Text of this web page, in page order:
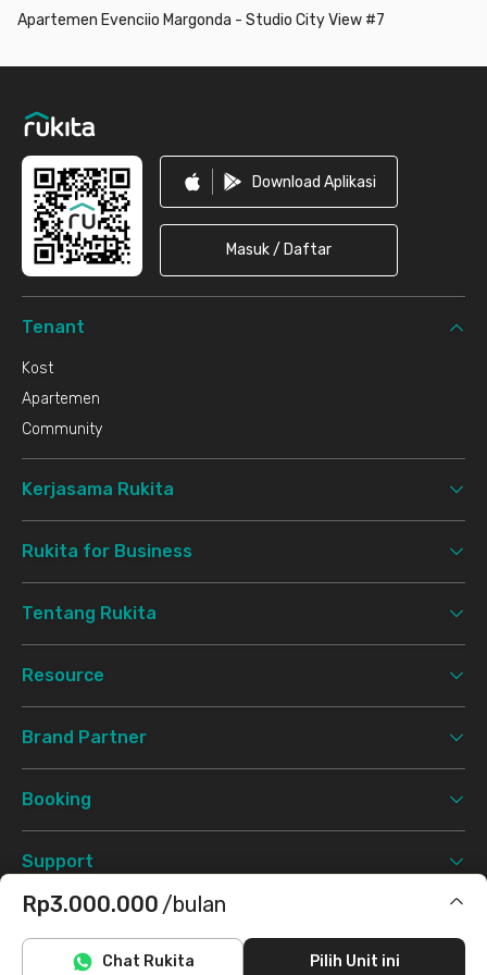
Rp3.000.000 /bulan
Termasuk IPLChat Rukita Pilih Unit ini
Apartemen Evenciio Margonda - Studio City View #7
Download Aplikasi
Masuk / Daftar
Tenant
Kost
Apartemen
Community
Kerjasama Rukita
Rukita for Business
Tentang Rukita
Resource
Brand Partner
Booking
Support
©2026 Rukita. All rights reserved.
InstagramTwitter TikTok